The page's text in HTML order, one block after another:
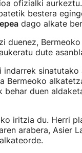
ofizialki
bestera
dago alkate
duenez,
dute
Bermeoko
behar duen
iritzia du. Herri
arabera, Asier